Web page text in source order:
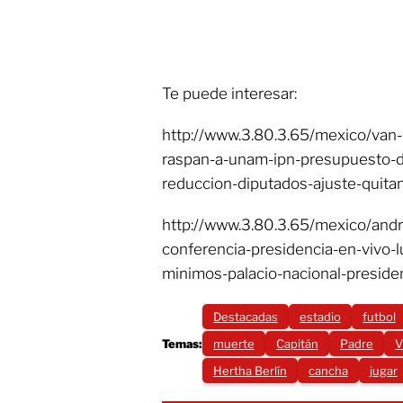
Te puede interesar:
http://www.3.80.3.65/mexico/
raspan-a-unam-ipn-
reduccion-diputados-ajuste-
http://www.3.80.3.65/mexico/
conferencia-presidencia-en-vivo-
minimos-palacio-nacional-
Temas:
Destacadas estadio
futbol
muerte
Capitán Padre
Hertha Berlín
cancha jugar